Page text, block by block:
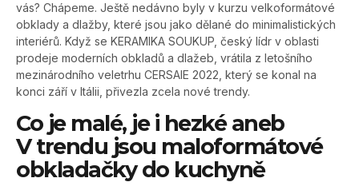
vás? Chápeme. Ještě nedávno byly v kurzu velkoformátové
obklady a dlažby, které jsou jako dělané do minimalistických
interiérů. Když se KERAMIKA SOUKUP, český lídr v oblasti
prodeje moderních obkladů a dlažeb, vrátila z letošního
mezinárodního veletrhu CERSAIE 2022, který se konal na
konci září v Itálii, přivezla zcela nové trendy.
Co je malé, je i hezké aneb
V trendu jsou maloformátové
obkladačky do kuchyně